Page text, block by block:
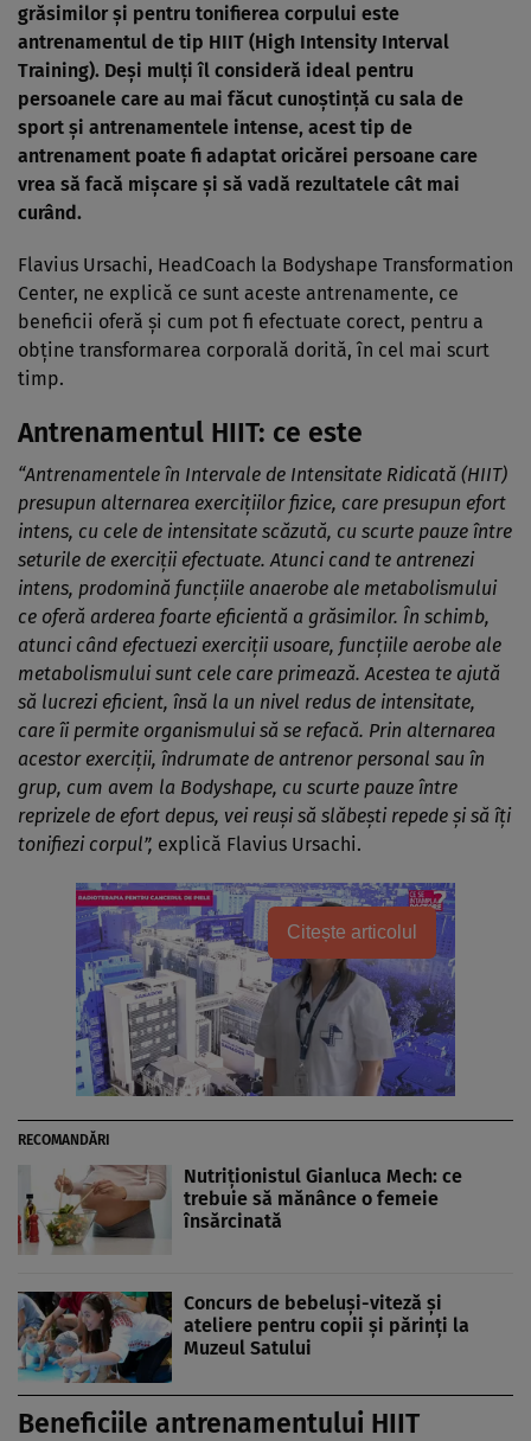
grăsimilor şi pentru tonifierea corpului este
antrenamentul de tip HIIT (High Intensity Interval
Training). Deşi mulţi îl consideră ideal pentru
persoanele care au mai făcut cunoştinţă cu sala de
sport şi antrenamentele intense, acest tip de
antrenament poate fi adaptat oricărei persoane care
vrea să facă mişcare şi să vadă rezultatele cât mai
curând.
Flavius Ursachi, HeadCoach la Bodyshape Transformation
Center, ne explică ce sunt aceste antrenamente, ce
beneficii oferă şi cum pot fi efectuate corect, pentru a
obţine transformarea corporală dorită, în cel mai scurt
timp.
Antrenamentul HIIT: ce este
“Antrenamentele în Intervale de Intensitate Ridicată (HIIT)
presupun alternarea exerciţiilor fizice, care presupun efort
intens, cu cele de intensitate scăzută, cu scurte pauze între
seturile de exerciţii efectuate. Atunci cand te antrenezi
intens, prodomină funcţiile anaerobe ale metabolismului
ce oferă arderea foarte eficientă a grăsimilor. În schimb,
atunci când efectuezi exerciţii usoare, funcţiile aerobe ale
metabolismului sunt cele care primează. Acestea te ajută
să lucrezi eficient, însă la un nivel redus de intensitate,
care îi permite organismului să se refacă. Prin alternarea
acestor exerciţii, îndrumate de antrenor personal sau în
grup, cum avem la Bodyshape, cu scurte pauze între
reprizele de efort depus, vei reuşi să slăbeşti repede şi să îţi
tonifiezi corpul”, explică Flavius Ursachi.
Citește articolul
RECOMANDĂRI
Nutriţionistul Gianluca Mech: ce
trebuie să mănânce o femeie
însărcinată
Concurs de bebeluşi-viteză şi
ateliere pentru copii şi părinţi la
Muzeul Satului
Beneficiile antrenamentului HIIT